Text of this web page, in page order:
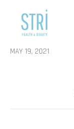
MAY 19, 2021